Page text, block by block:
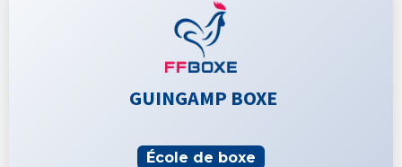
GUINGAMP BOXE
École de boxe